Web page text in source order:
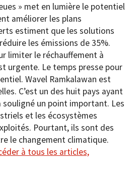
» met en lumière le potentiel
améliorer les plans
estiment que les solutions
les émissions de 35%.
limiter le réchauffement à
urgente. Le temps presse pour
Wavel Ramkalawan est
C’est un des huit pays ayant
souligné un point important. Les
et les écosystèmes
Pourtant, ils sont des
le changement climatique.
à tous les articles,